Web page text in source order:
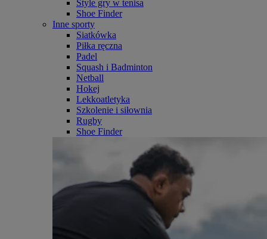
Style gry w tenisa
Shoe Finder
Inne sporty
Siatkówka
Piłka ręczna
Padel
Squash i Badminton
Netball
Hokej
Lekkoatletyka
Szkolenie i siłownia
Rugby
Shoe Finder